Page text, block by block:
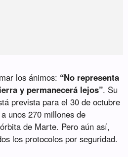
los ánimos: “No representa
y permanecerá lejos”. Su
prevista para el 30 de octubre
unos 270 millones de
de Marte. Pero aún así,
los protocolos por seguridad.